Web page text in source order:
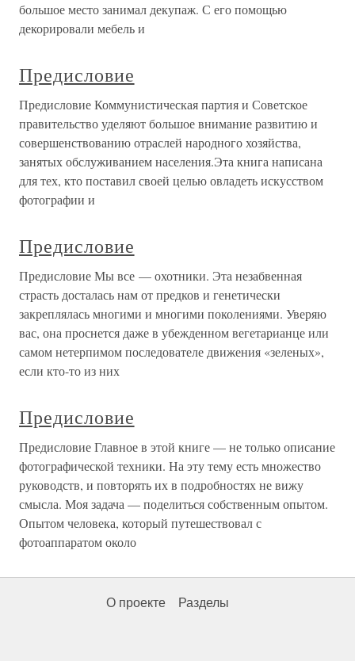
большое место занимал декупаж. С его помощью
декорировали мебель и
Предисловие
Предисловие Коммунистическая партия и Советское
правительство уделяют большое внимание развитию и
совершенствованию отраслей народного хозяйства,
занятых обслуживанием населения.Эта книга написана
для тех, кто поставил своей целью овладеть искусством
фотографии и
Предисловие
Предисловие Мы все — охотники. Эта незабвенная
страсть досталась нам от предков и генетически
закреплялась многими и многими поколениями. Уверяю
вас, она проснется даже в убежденном вегетарианце или
самом нетерпимом последователе движения «зеленых»,
если кто-то из них
Предисловие
Предисловие Главное в этой книге — не только описание
фотографической техники. На эту тему есть множество
руководств, и повторять их в подробностях не вижу
смысла. Моя задача — поделиться собственным опытом.
Опытом человека, который путешествовал с
фотоаппаратом около
О проекте Разделы